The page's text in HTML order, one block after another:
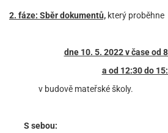
2. fáze: Sběr dokumentů, který proběhne
dne 10. 5. 2022 v čase od
a od 12:30 do
v budově mateřské školy.
S sebou: